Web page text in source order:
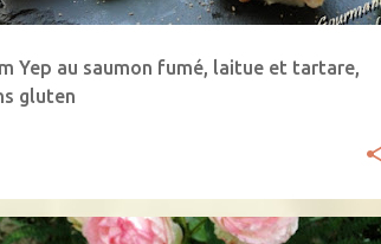
Yep au saumon fumé, laitue et tartare,
gluten